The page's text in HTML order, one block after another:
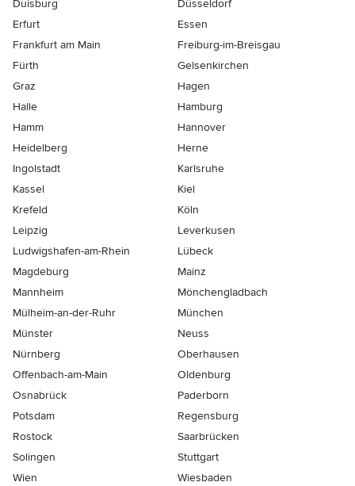
Duisburg
Düsseldorf
Erfurt
Essen
Frankfurt am Main
Freiburg-im-Breisgau
Fürth
Gelsenkirchen
Graz
Hagen
Halle
Hamburg
Hamm
Hannover
Heidelberg
Herne
Ingolstadt
Karlsruhe
Kassel
Kiel
Krefeld
Köln
Leipzig
Leverkusen
Ludwigshafen-am-Rhein
Lübeck
Magdeburg
Mainz
Mannheim
Mönchen­gladbach
Mülheim-an-der-Ruhr
München
Münster
Neuss
Nürnberg
Oberhausen
Offenbach-am-Main
Oldenburg
Osnabrück
Paderborn
Potsdam
Regensburg
Rostock
Saarbrücken
Solingen
Stuttgart
Wien
Wiesbaden